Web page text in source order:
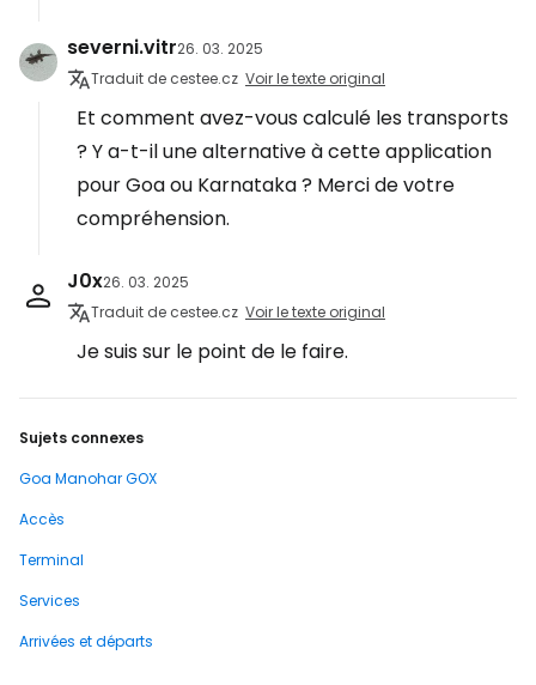
severni.vitr26. 03. 2025
Traduit de cestee.cz Voir le texte original
Et comment avez-vous calculé les transports
? Y a-t-il une alternative à cette application
pour Goa ou Karnataka ? Merci de votre
compréhension.
J0x26. 03. 2025
Traduit de cestee.cz Voir le texte original
Je suis sur le point de le faire.
Sujets connexes
Goa Manohar GOX
Accès
Terminal
Services
Arrivées et départs